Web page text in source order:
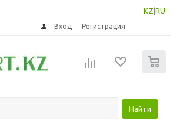
KZ RU
Вход Регистрация
Найти